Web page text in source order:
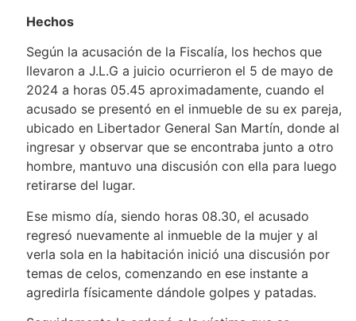
Hechos
Según la acusación de la Fiscalía, los hechos que
llevaron a J.L.G a juicio ocurrieron el 5 de mayo de
2024 a horas 05.45 aproximadamente, cuando el
acusado se presentó en el inmueble de su ex pareja,
ubicado en Libertador General San Martín, donde al
ingresar y observar que se encontraba junto a otro
hombre, mantuvo una discusión con ella para luego
retirarse del lugar.
Ese mismo día, siendo horas 08.30, el acusado
regresó nuevamente al inmueble de la mujer y al
verla sola en la habitación inició una discusión por
temas de celos, comenzando en ese instante a
agredirla físicamente dándole golpes y patadas.